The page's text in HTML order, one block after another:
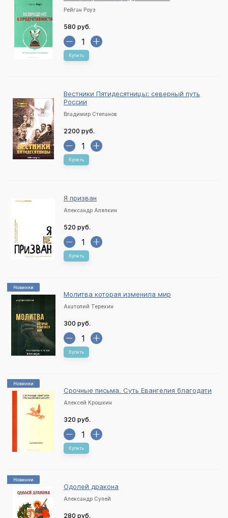
Рейган Роуз
580 руб.
Купить
Вестники Пятидесятницы: северный путь
России
Владимир Степанов
2200 руб.
Купить
Я призван
Александр Аляпкин
520 руб.
Купить
Новинки
Молитва которая изменила мир
Анатолий Терехин
300 руб.
Купить
Новинки
Срочные письма. Суть Евангелия благодати
Алексей Крошкин
320 руб.
Купить
Новинки
Одолей дракона
Александр Супей
280 руб.